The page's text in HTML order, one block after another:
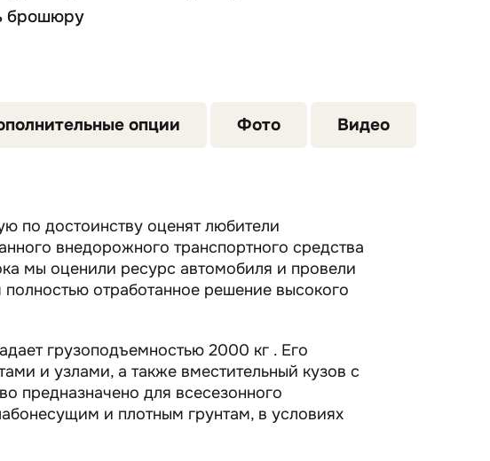
брошюру
опции Фото Видео
по достоинству оценят любители
внедорожного транспортного средства
мы оценили ресурс автомобиля и провели
отработанное решение высокого
грузоподъемностью 2000 кг . Его
и узлами, а также вместительный кузов с
предназначено для всесезонного
и плотным грунтам, в условиях